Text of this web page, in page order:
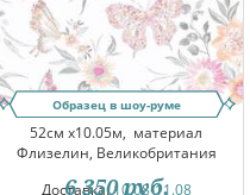
Образец в шоу-руме
52см x10.05м, материал
Флизелин, Великобритания
Доставка:10.08-11.08
6 350 руб.